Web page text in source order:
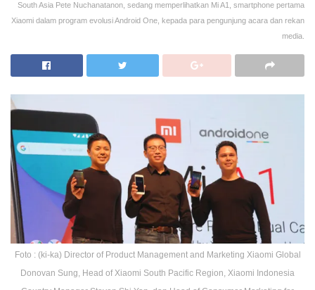
South Asia Pete Nuchanatanon, sedang memperlihatkan Mi A1, smartphone pertama
Xiaomi dalam program evolusi Android One, kepada para pengunjung acara dan rekan
media.
Foto : (ki-ka) Director of Product Management and Marketing Xiaomi Global
Donovan Sung, Head of Xiaomi South Pacific Region, Xiaomi Indonesia